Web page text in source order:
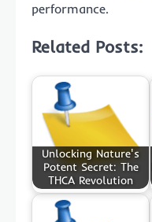
performance.
Related Posts:
Unlocking Nature's
Potent Secret: The
THCA Revolution